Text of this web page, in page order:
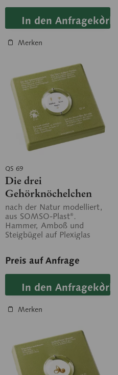
In den Anfragekorb
Merken
QS 69
Die drei
Gehörknöchelchen
nach der Natur modelliert,
aus SOMSO-Plast®.
Hammer, Amboß und
Steigbügel auf Plexiglas
Preis auf Anfrage
In den Anfragekorb
Merken